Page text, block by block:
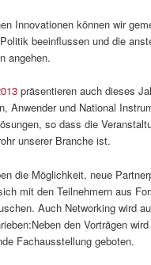
Innovationen können wir
beeinflussen und die
angehen.
präsentieren auch dieses
Anwender und National
so dass die
unserer Branche ist.
die Möglichkeit, neue
mit den Teilnehmern aus
Auch Networking wird
den Vorträgen
Fachausstellung geboten.